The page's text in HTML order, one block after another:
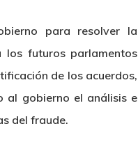
para resolver la
futuros parlamentos
de los acuerdos,
al gobierno el análisis e
del fraude.